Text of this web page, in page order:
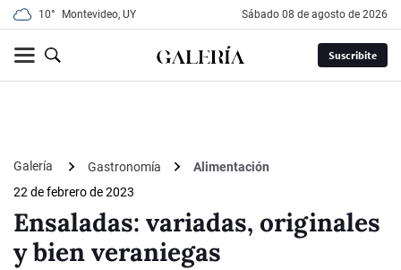
10° Montevideo, UY sábado 08 de agosto de 2026
Suscribite
Galería Gastronomía
Alimentación
22 de febrero de 2023
Ensaladas: variadas, originales
y bien veraniegas